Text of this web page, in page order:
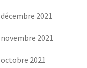
décembre 2021
novembre 2021
octobre 2021